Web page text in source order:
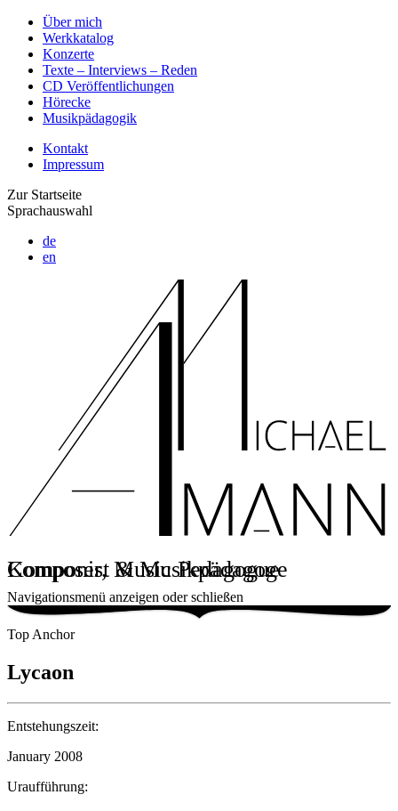
Über mich
Werkkatalog
Konzerte
Texte – Interviews – Reden
CD Veröffentlichungen
Hörecke
Musikpädagogik
Kontakt
Impressum
Zur Startseite
Sprachauswahl
de
en
Komponist & Musikpädagoge
Composer, Music Pedagogue
Navigationsmenü anzeigen oder schließen
Top Anchor
Lycaon
Entstehungszeit:
January 2008
Uraufführung: